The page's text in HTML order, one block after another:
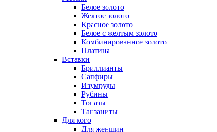
Белое золото
Желтое золото
Красное золото
Белое с желтым золото
Комбинированное золото
Платина
Вставки
Бриллианты
Сапфиры
Изумруды
Рубины
Топазы
Танзаниты
Для кого
Для женщин